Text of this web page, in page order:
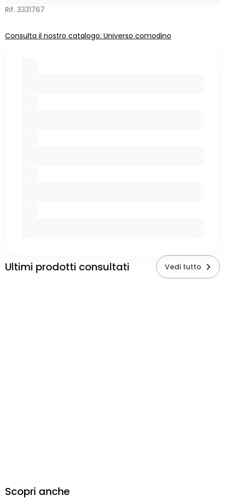
Rif. 3331767
Consulta il nostro catalogo: Universo comodino
Ultimi prodotti consultati Vedi tutto
Scopri anche